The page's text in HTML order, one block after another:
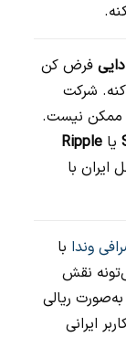
فرض کن
شرکت
ممکن نیست.
یا Ripple
ایران با
وندا با
نقش
ریالی
ایرانی